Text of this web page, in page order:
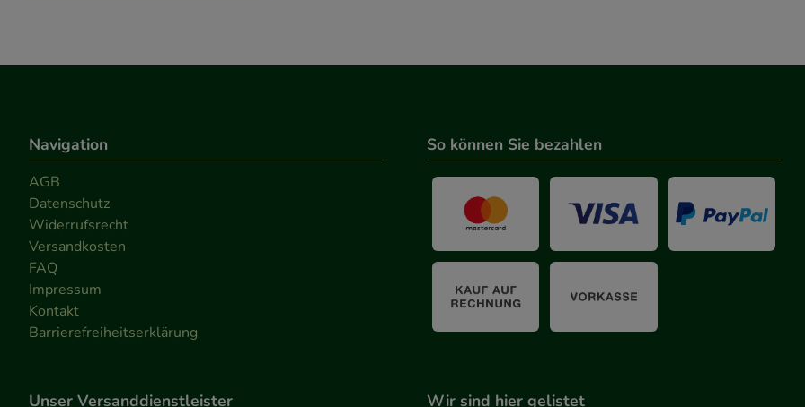
Navigation
AGB
Datenschutz
Widerrufsrecht
Versandkosten
FAQ
Impressum
Kontakt
Barrierefreiheitserklärung
So können Sie bezahlen
Unser Versanddienstleister Wir sind hier gelistet